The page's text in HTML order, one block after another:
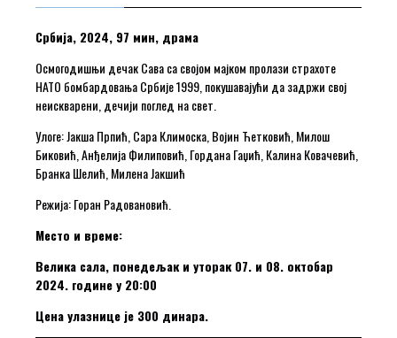
Србија, 2024, 97 мин, драма
Осмогодишњи дечак Сава са својом мајком пролази страхоте
НАТО бомбардовања Србије 1999, покушавајући да задржи свој
неискварени, дечији поглед на свет.
Улоге: Јакша Прпић, Сара Климоска, Војин Ћетковић, Милош
Биковић, Анђелија Филиповић, Гордана Гаџић, Калина Ковачевић,
Бранка Шелић, Милена Јакшић
Режија: Горан Радовановић.
Место и време:
Велика сала, понедељак и уторак 07. и 08. октобар
2024. године у 20:00
Цена улазнице је 300 динара.